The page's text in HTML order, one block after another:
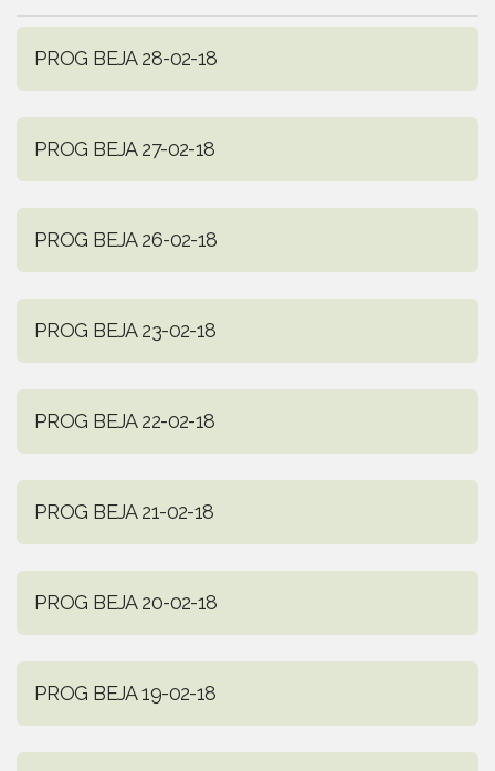
PROG BEJA 28-02-18
PROG BEJA 27-02-18
PROG BEJA 26-02-18
PROG BEJA 23-02-18
PROG BEJA 22-02-18
PROG BEJA 21-02-18
PROG BEJA 20-02-18
PROG BEJA 19-02-18